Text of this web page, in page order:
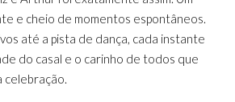
e cheio de momentos espontâneos.
até a pista de dança, cada instante
do casal e o carinho de todos que
celebração.